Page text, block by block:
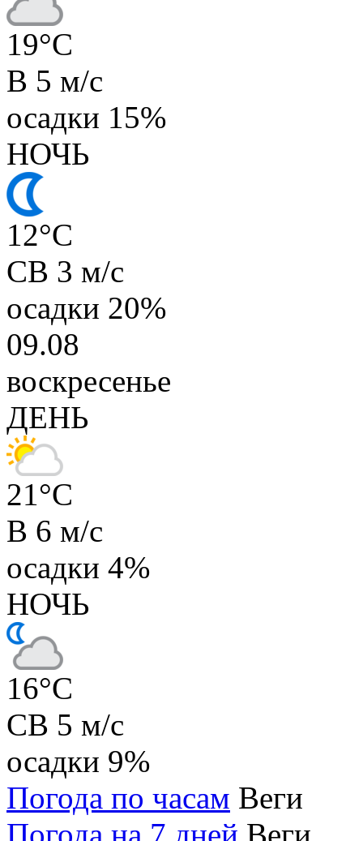
19°C
В 5 м/с
осадки 15%
НОЧЬ
12°C
СВ 3 м/с
осадки 20%
09.08
воскресенье
ДЕНЬ
21°C
В 6 м/с
осадки 4%
НОЧЬ
16°C
СВ 5 м/с
осадки 9%
Погода по часам Веги
Погода на 7 дней Веги